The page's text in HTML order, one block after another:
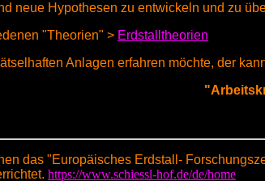
neue Hypothesen zu entwickeln und zu
"Theorien" > Erdstalltheorien
Anlagen erfahren möchte, der
das "Europäisches Erdstall-
https://www.schiessl-hof.de/de/home